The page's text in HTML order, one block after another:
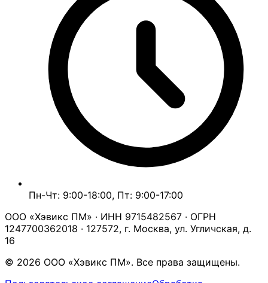
Пн-Чт: 9:00-18:00, Пт: 9:00-17:00
ООО «Хэвикс ПМ» · ИНН 9715482567 · ОГРН
1247700362018 · 127572, г. Москва, ул. Угличская, д.
16
© 2026 ООО «Хэвикс ПМ». Все права защищены.